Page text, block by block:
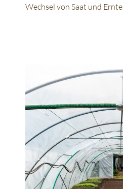
Wechsel von Saat und Ernte.